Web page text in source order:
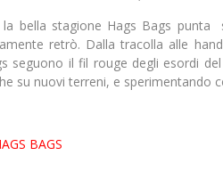
la bella stagione Hags Bags punta
retrò. Dalla tracolla alle
seguono il fil rouge degli esordi
su nuovi terreni, e sperimentando